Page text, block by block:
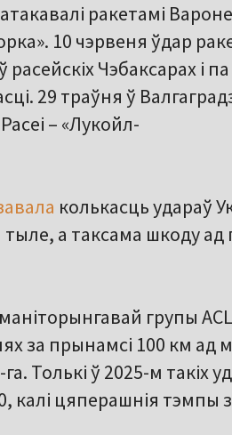
ракетамі
10 чэрвеня ўдар
Чэбаксарах і
29 траўня ў
– «Лукойл-
колькасць удараў
тыле, а таксама шкоду ад
групы
за прынамсі 100 км ад
Толькі ў 2025-м такіх
калі цяперашнія тэмпы